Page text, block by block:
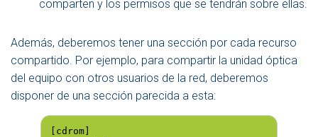
comparten y los permisos que se tendrán sobre ellas.
Además, deberemos tener una sección por cada recurso
compartido. Por ejemplo, para compartir la unidad óptica
del equipo con otros usuarios de la red, deberemos
disponer de una sección parecida a esta:
[cdrom]